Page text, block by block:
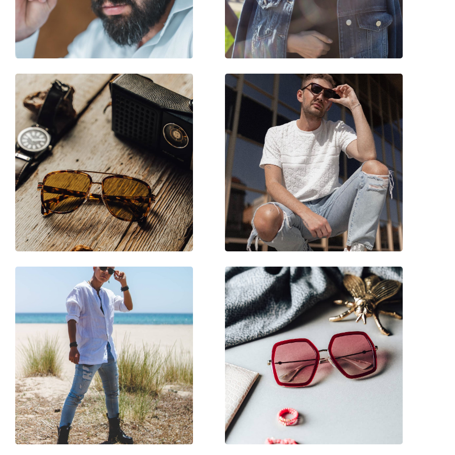
Waga:
45 g
Regulowane noski:
Nie
Akcesoria
Etui:
Nie
Ściereczka do czyszczenia:
Nie
Inne
Płeć:
Unisex
Kategoria:
Okulary przeciwsłoneczne
Marka:
Hawkers
Zastosowanie:
Moda
Kod:
Capri Carey Eternity